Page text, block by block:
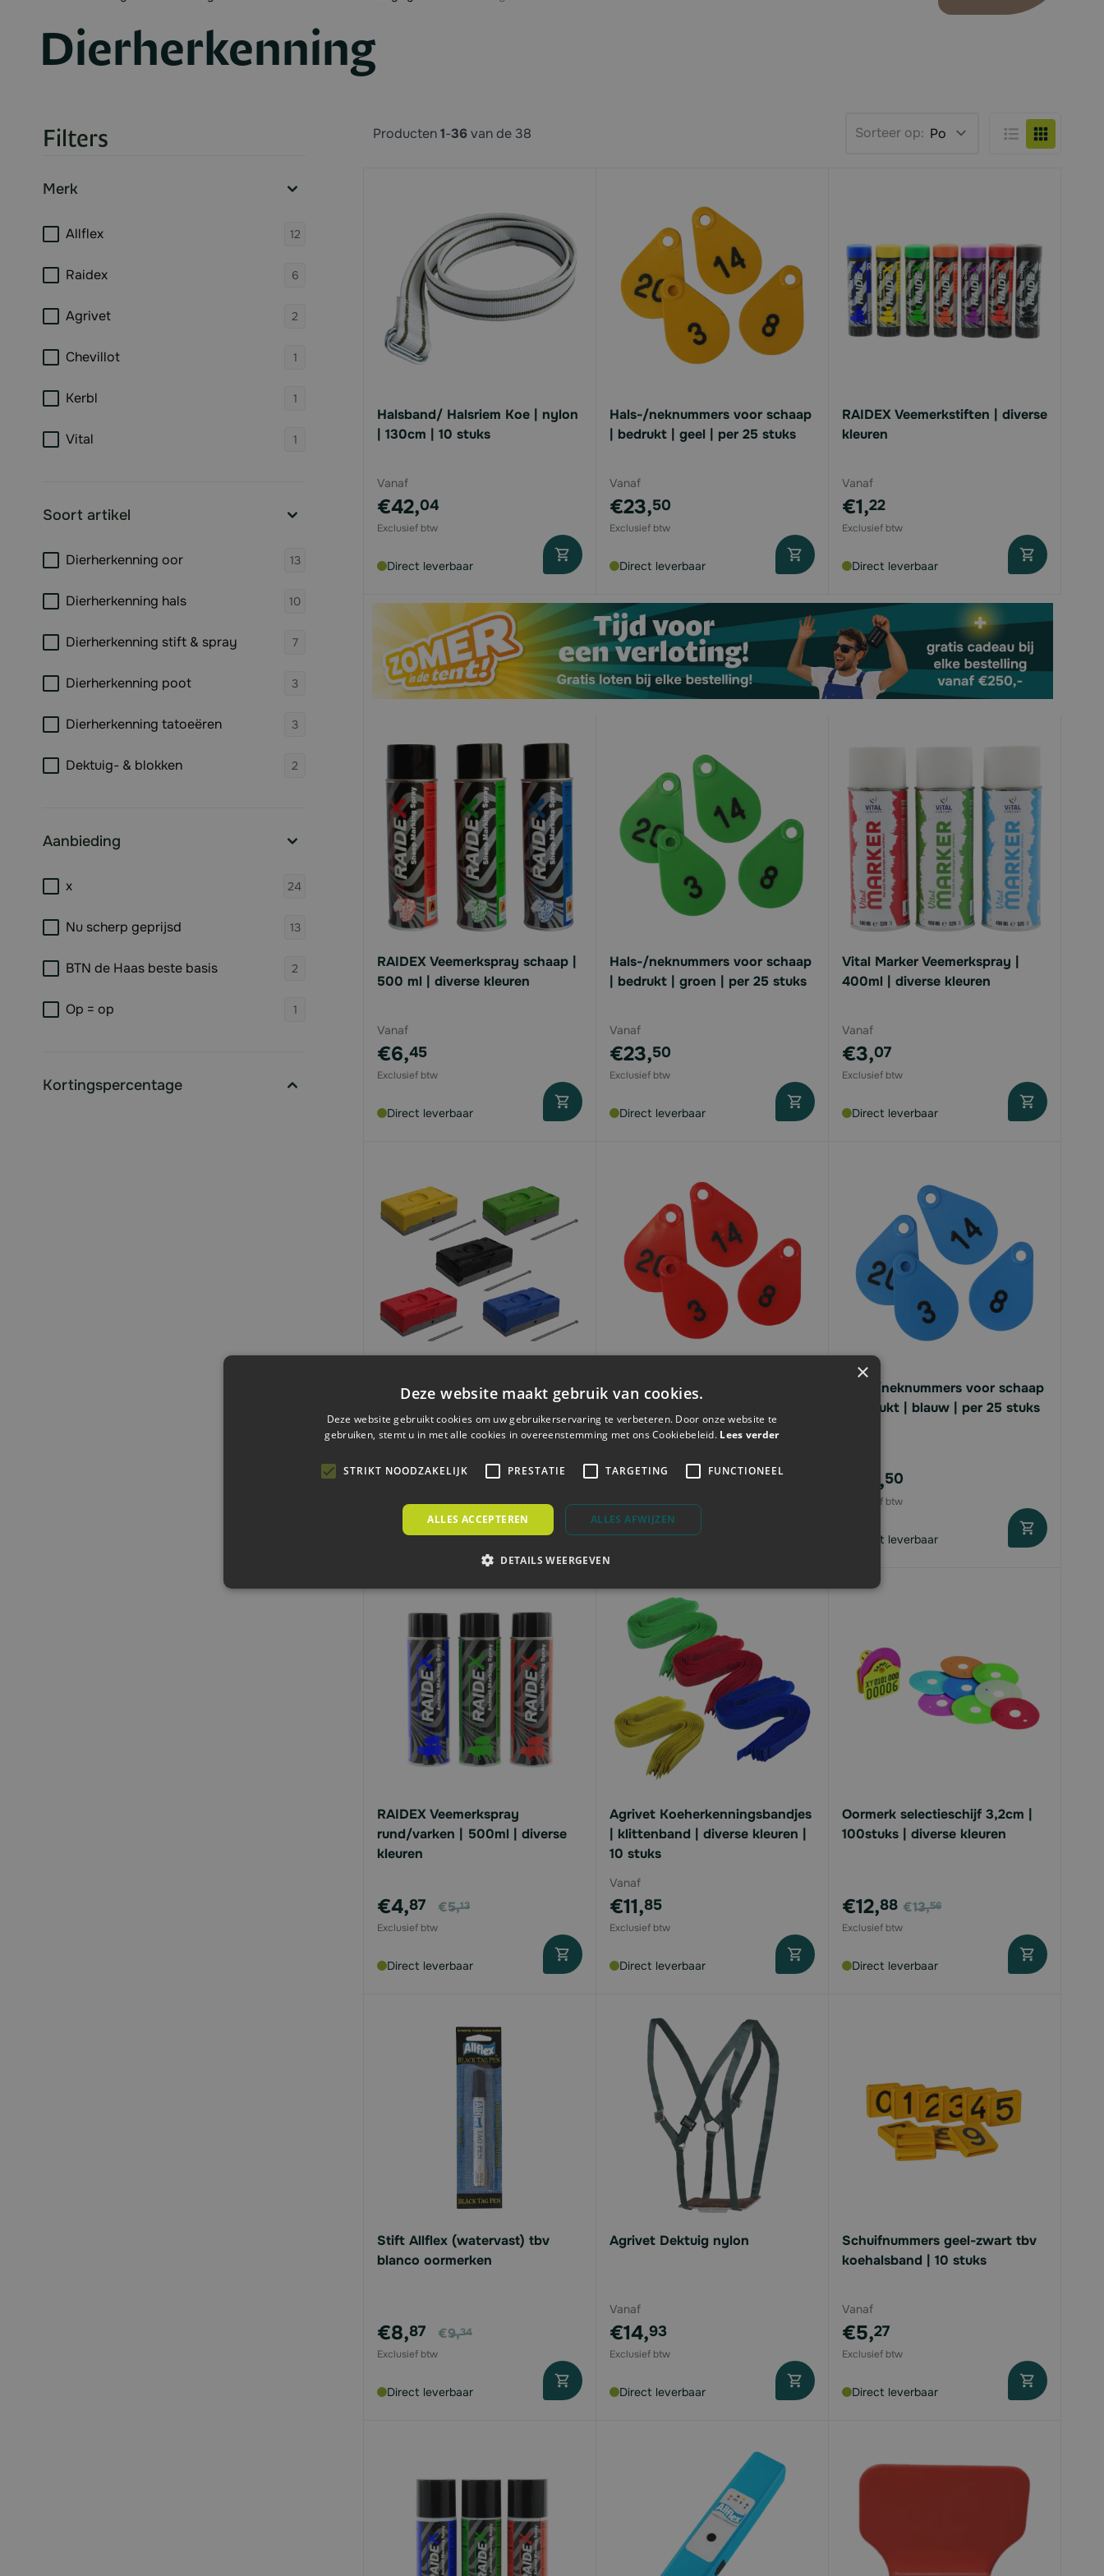
Dierherkenning
Filters
Merk
Allflex 12
Raidex 6 products available
Agrivet 2 products available
Chevillot 1 products available
Kerbl 1
Vital 1 products available
Soort artikel
Dierherkenning oor 13
Dierherkenning hals 10
Dierherkenning stift & spray 7 products available
Dierherkenning poot 3 products available
Dierherkenning tatoeëren 3
Dektuig- & blokken 2
Aanbieding
x 24 products available
Nu scherp geprijsd 13 products available
BTN de Haas beste basis 2 products available
Op = op 1
Kortingspercentage
Producten1-36van de 38 Sorteer op: Foto-tabel
Lijst
Halsband/ Halsriem Koe | nylon
| 130cm | 10 stuks
Vanaf
€42,04
Direct leverbaar
Hals-/neknummers voor schaap
| bedrukt | geel | per 25 stuks
Vanaf
€23,50
Direct leverbaar
RAIDEX Veemerkstiften | diverse
kleuren
Vanaf
€1,22
Direct leverbaar
RAIDEX Veemerkspray schaap |
500 ml | diverse kleuren
Vanaf
€6,45
Direct leverbaar
Hals-/neknummers voor schaap
| bedrukt | groen | per 25 stuks
Vanaf
€23,50
Direct leverbaar
Vital Marker Veemerkspray |
400ml | diverse kleuren
Vanaf
€3,07
Direct leverbaar
RAIDEX Dekblokken | diverse
Vanaf
€3,66 €3,
Direct leverbaar
Hals-/neknummers voor schaap
€23,50
Direct leverbaar
Hals-/neknummers voor schaap
| bedrukt | blauw | per 25 stuks
€23,50
Direct leverbaar
RAIDEX Veemerkspray
rund/varken | 500ml | diverse
kleuren
Vanaf
€4,87 €5,13
Direct leverbaar
Agrivet Koeherkenningsbandjes
| klittenband | diverse kleuren |
10 stuks
Vanaf
€11,85
Direct leverbaar
Oormerk selectieschijf 3,2cm |
100stuks | diverse kleuren
Vanaf
€12,88 €13,56
Direct leverbaar
Stift Allflex (watervast) tbv
blanco oormerken
Voor
€8,87 €9,34
Direct leverbaar
Agrivet Dektuig nylon
Vanaf
€14,93
Direct leverbaar
Schuifnummers geel-zwart tbv
koehalsband | 10 stuks
Vanaf
€5,27
Direct leverbaar
×
Deze website maakt gebruik van cookies.
Deze website gebruikt cookies om uw gebruikerservaring te verbeteren. Door onze website te
gebruiken, stemt u in met alle cookies in overeenstemming met ons Cookiebeleid. Lees verder
STRIKT NOODZAKELIJK PRESTATIE TARGETING FUNCTIONEEL
ALLES ACCEPTEREN ALLES AFWIJZEN
DETAILS WEERGEVEN